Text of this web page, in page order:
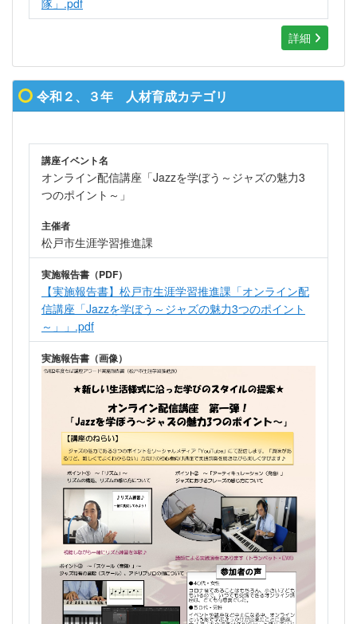
詳細
令和２、３年 人材育成カテゴリ
講座イベント名
オンライン配信講座「Jazzを学ぼう～ジャズの魅力3
つのポイント～」
主催者
松戸市生涯学習推進課
実施報告書（PDF）
【実施報告書】松戸市生涯学習推進課「オンライン配
信講座「Jazzを学ぼう～ジャズの魅力3つのポイント
～」」.pdf
実施報告書（画像）